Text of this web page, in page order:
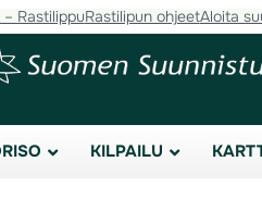
RastilippuRastilipun ohjeetAloita
KILPAILU